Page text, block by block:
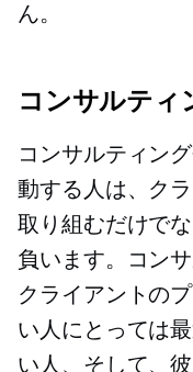
ん。
コンサルティ
コンサルティン
動する人は、ク
取り組むだけで
負います。コン
クライアントの
い人にとっては
い人、そして、